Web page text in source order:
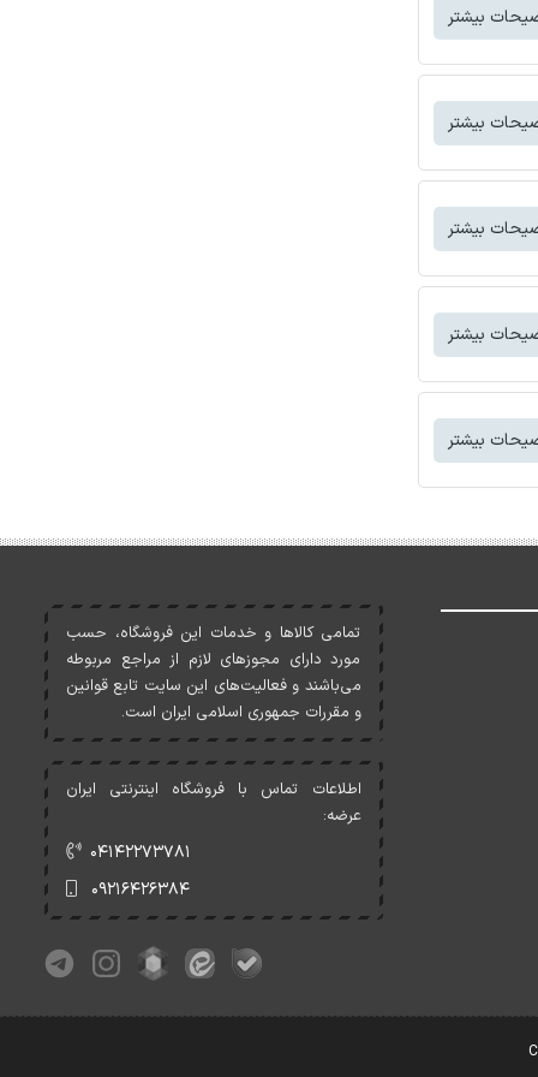
بیشتر
بیشتر
بیشتر
بیشتر
بیشتر
تمامی کالاها و خدمات اين فروشگاه، حسب
مورد دارای مجوزهای لازم از مراجع مربوطه
می‌باشند و فعاليت‌های اين سايت تابع قوانين
و مقررات جمهوری اسلامی ايران است.
اطلاعات تماس با فروشگاه اینترنتی ایران
عرضه:
۰۴۱۴۲۲۷۳۷۸۱
۰۹۲۱۶۴۲۶۳۸۴